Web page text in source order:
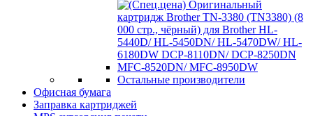
Остальные производители
Офисная бумага
Заправка картриджей